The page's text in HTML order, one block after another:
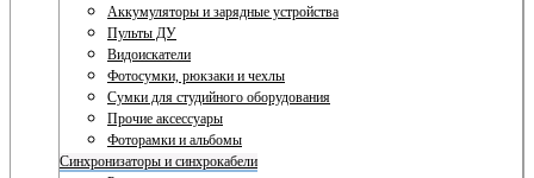
Аккумуляторы и зарядные устройства
Пульты ДУ
Видоискатели
Фотосумки, рюкзаки и чехлы
Сумки для студийного оборудования
Прочие аксессуары
Фоторамки и альбомы
Синхронизаторы и синхрокабели